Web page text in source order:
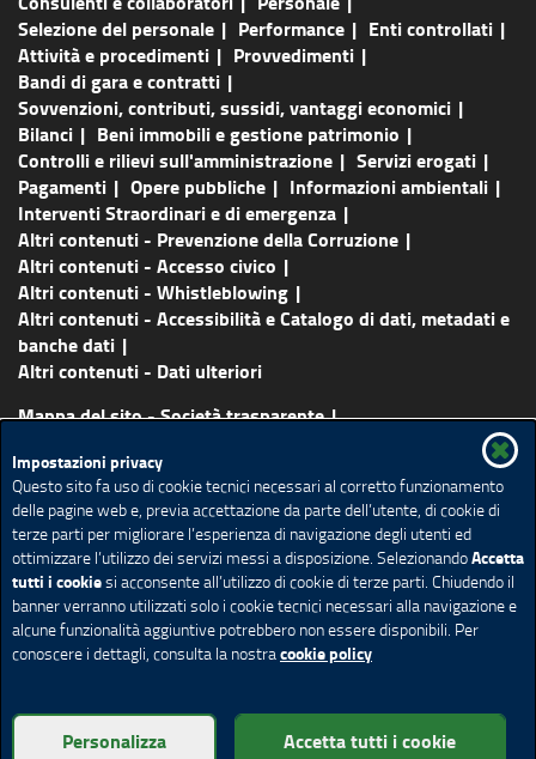
Impostazioni privacy
Questo sito fa uso di cookie tecnici necessari al corretto funzionamento
delle pagine web e, previa accettazione da parte dell’utente, di cookie di
terze parti per migliorare l’esperienza di navigazione degli utenti ed
ottimizzare l’utilizzo dei servizi messi a disposizione. SelezionandoAccetta
tutti i cookiesi acconsente all’utilizzo di cookie di terze parti. Chiudendo il
banner verranno utilizzati solo i cookie tecnici necessari alla navigazione e
alcune funzionalità aggiuntive potrebbero non essere disponibili. Per
conoscere i dettagli, consulta la nostracookie policy
Personalizza Accetta tutti i cookie
Selezione del personale
Performance
Enti controllati
Attività e procedimenti
Provvedimenti
Bandi di gara e contratti
Sovvenzioni, contributi, sussidi, vantaggi economici
Bilanci
Beni immobili e gestione patrimonio
Controlli e rilievi sull'amministrazione
Servizi erogati
Pagamenti
Opere pubbliche
Informazioni ambientali
Interventi Straordinari e di emergenza
Altri contenuti - Prevenzione della Corruzione
Altri contenuti - Accesso civico
Altri contenuti - Whistleblowing
Altri contenuti - Accessibilità e Catalogo di dati, metadati e
banche dati
Altri contenuti - Dati ulteriori
Mappa del sito - Società trasparente
Contatti
About us
Credits
Note legali Accessibilità
Cookie policy
Social media policy
Impostazione Cookie
| Telefono +39.02 39331.1 | PEC protocollo@pec.ariaspa.it | Società
soggetta a direzione e coordinamento da parte della Regione Lombardia.